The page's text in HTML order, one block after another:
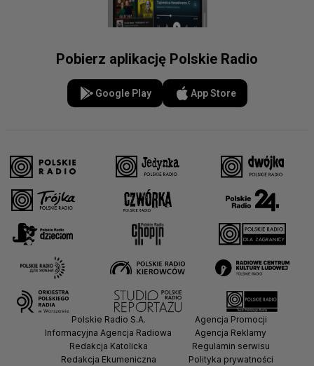
Pobierz aplikację Polskie Radio
Google Play App Store
Polskie Radio S.A.
Informacyjna Agencja Radiowa
Redakcja Katolicka
Redakcja Ekumeniczna
Agencja Promocji
Agencja Reklamy
Regulamin serwisu
Polityka prywatności